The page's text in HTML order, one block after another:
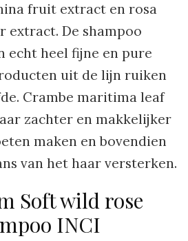
fruit extract en rosa
extract. De shampoo
echt heel fijne en pure
uit de lijn ruiken
Crambe maritima leaf
zachter en makkelijker
maken en bovendien
van het haar versterken.
Soft wild rose
INCI